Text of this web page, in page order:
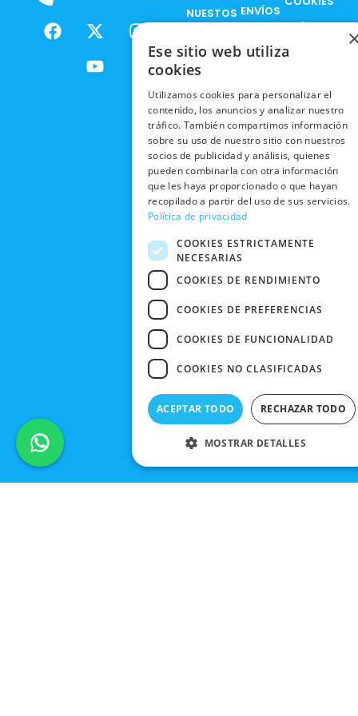
F
a
X
-
t
w
I
m
Y
o
u
t
NUESTOS
RESPONSABILIDAD
SOCIAL
TRABAJA
CON
NOSOTROS
NUESTRAS
TIENDAS
BLACK
FRIDAY
CONTACTO
ENVÍOS
NACIONALES
ENVÍOS
RECOGIDA
EN TIENDA
DEVOLUCIONES
Y CAMBIOS
CANCELAR
PEDIDO
POLÍTICAS
PRIVACIDAD
POLÍTICA DE
PRIVACIDAD
CONDICIONES
DE COMPRA
Ese sitio web utiliza
cookies
Utilizamos cookies para personalizar el
contenido, los anuncios y analizar nuestro
tráfico. También compartimos información
sobre su uso de nuestro sitio con nuestros
socios de publicidad y análisis, quienes
pueden combinarla con otra información
que les haya proporcionado o que hayan
recopilado a partir del uso de sus servicios.
Política de privacidad
COOKIES ESTRICTAMENTE
NECESARIAS
COOKIES DE RENDIMIENTO
COOKIES DE PREFERENCIAS
COOKIES DE FUNCIONALIDAD
COOKIES NO CLASIFICADAS
ACEPTAR TODO RECHAZAR TODO
MOSTRAR DETALLES